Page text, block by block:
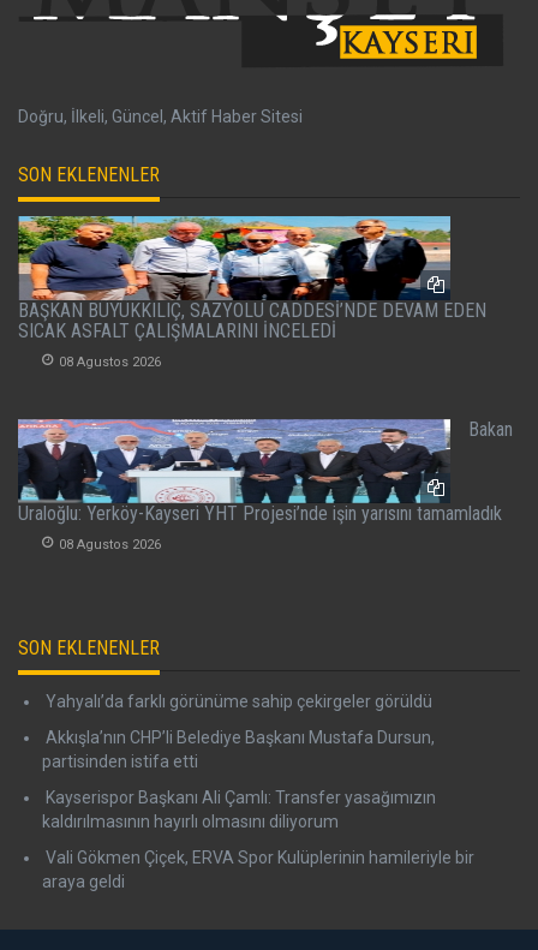
Doğru, İlkeli, Güncel, Aktif Haber Sitesi
SON EKLENENLER
BAŞKAN BÜYÜKKILIÇ, SAZYOLU CADDESİ’NDE DEVAM EDEN
SICAK ASFALT ÇALIŞMALARINI İNCELEDİ
08 Agustos 2026
Bakan
Uraloğlu: Yerköy-Kayseri YHT Projesi’nde işin yarısını tamamladık
08 Agustos 2026
SON EKLENENLER
Yahyalı’da farklı görünüme sahip çekirgeler görüldü
Akkışla’nın CHP’li Belediye Başkanı Mustafa Dursun,
partisinden istifa etti
Kayserispor Başkanı Ali Çamlı: Transfer yasağımızın
kaldırılmasının hayırlı olmasını diliyorum
Vali Gökmen Çiçek, ERVA Spor Kulüplerinin hamileriyle bir
araya geldi